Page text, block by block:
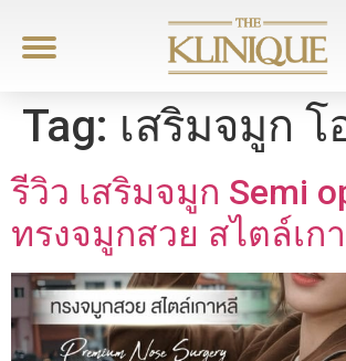
Tag: เสริมจมูก โ
รีวิว เสริมจมูก Semi
ทรงจมูกสวย สไตล์เก